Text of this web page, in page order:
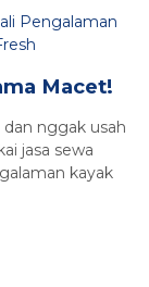
Pengalaman
Macet!
nggak usah
jasa sewa
kayak